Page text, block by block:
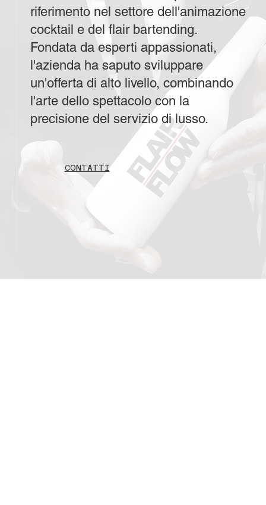
CONTATTI
riferimento nel settore dell'animazione
cocktail e del flair bartending.
Fondata da esperti appassionati,
l'azienda ha saputo sviluppare
un'offerta di alto livello, combinando
l'arte dello spettacolo con la
precisione del servizio di lusso.